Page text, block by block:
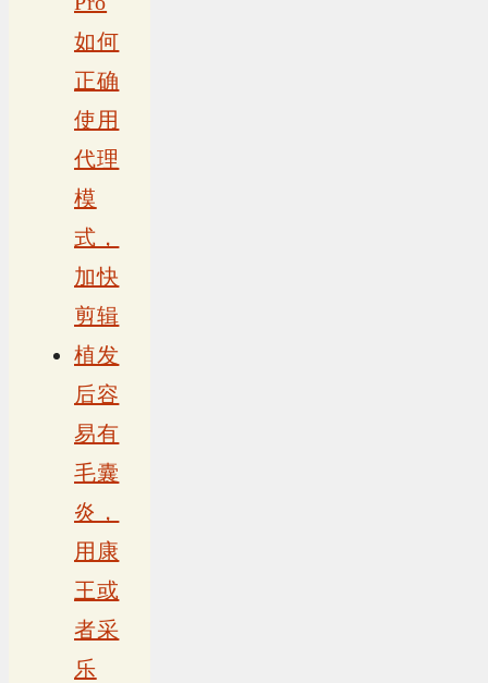
如何
正确
使用
代理
模
式，
加快
剪辑
植发
后容
易有
毛囊
炎，
用康
王或
者采
乐